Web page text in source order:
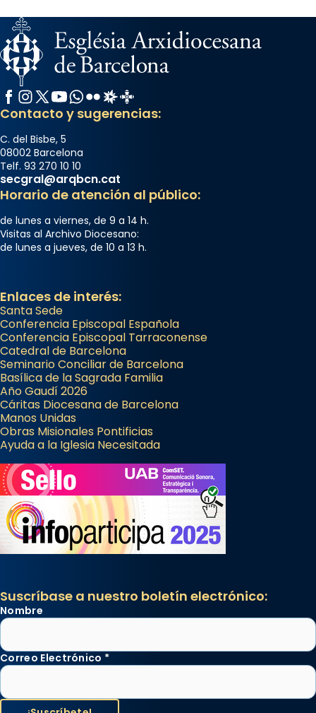
Facebook
Instagram
X / Twitter
YouTube
WhatsApp
FlickrRadio Estel
Catalunya Cristiana
Contacto y sugerencias:
C. del Bisbe, 5
08002 Barcelona
Telf. 93 270 10 10
secgral@arqbcn.cat
Horario de atención al público:
de lunes a viernes, de 9 a 14 h.
Visitas al Archivo Diocesano:
de lunes a jueves, de 10 a 13 h.
Enlaces de interés:
Santa Sede
Conferencia Episcopal Española
Conferencia Episcopal Tarraconense
Catedral de Barcelona
Seminario Conciliar de Barcelona
Basílica de la Sagrada Familia
Año Gaudí 2026
Cáritas Diocesana de Barcelona
Manos Unidas
Obras Misionales Pontificias
Ayuda a la Iglesia Necesitada
Suscríbase a nuestro boletín electrónico:
Nombre
Correo Electrónico *